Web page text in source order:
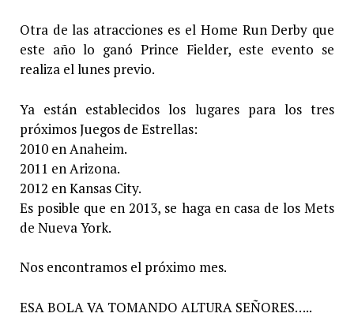
Otra de las atracciones es el Home Run Derby que
este año lo ganó Prince Fielder, este evento se
realiza el lunes previo.
Ya están establecidos los lugares para los tres
próximos Juegos de Estrellas:
2010 en Anaheim.
2011 en Arizona.
2012 en Kansas City.
Es posible que en 2013, se haga en casa de los Mets
de Nueva York.
Nos encontramos el próximo mes.
ESA BOLA VA TOMANDO ALTURA SEÑORES…..